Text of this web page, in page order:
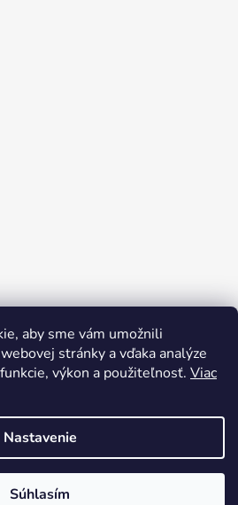
aby sme vám umožnili
stránky a vďaka analýze
výkon a použiteľnosť. Viac
Nastavenie
Súhlasím
Shoptet
Mystery e-shop